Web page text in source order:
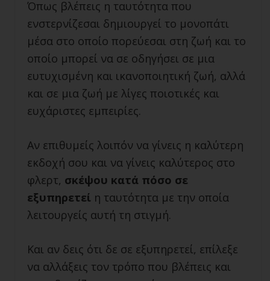
Όπως βλέπεις η ταυτότητα που
ενστερνίζεσαι δημιουργεί το μονοπάτι
μέσα στο οποίο πορεύεσαι στη ζωή και το
οποίο μπορεί να σε οδηγήσει σε μια
ευτυχισμένη και ικανοποιητική ζωή, αλλά
και σε μια ζωή με λίγες ποιοτικές και
ευχάριστες εμπειρίες.
Αν επιθυμείς λοιπόν να γίνεις η καλύτερη
εκδοχή σου και να γίνεις καλύτερος στο
φλερτ, σκέψου κατά πόσο σε
εξυπηρετεί η ταυτότητα με την οποία
λειτουργείς αυτή τη στιγμή.
Και αν δεις ότι δε σε εξυπηρετεί, επίλεξε
να αλλάξεις τον τρόπο που βλέπεις και